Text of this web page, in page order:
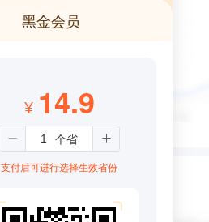
黑金会员
¥ 14.9
支付后可进行选择生效省份